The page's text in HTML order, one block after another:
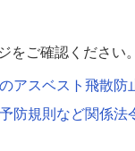
をご確認ください。
アスベスト飛散防
防規則など関係法